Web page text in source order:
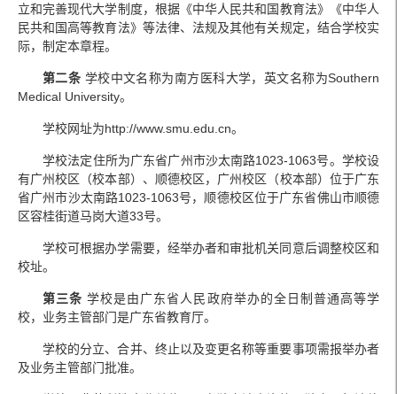
立和完善现代大学制度，根据《中华人民共和国教育法》《中华人
民共和国高等教育法》等法律、法规及其他有关规定，结合学校实
际，制定本章程。
第二条 学校中文名称为南方医科大学，英文名称为Southern
Medical University。
学校网址为http://www.smu.edu.cn。
学校法定住所为广东省广州市沙太南路1023-1063号。学校设
有广州校区（校本部）、顺德校区，广州校区（校本部）位于广东
省广州市沙太南路1023-1063号，顺德校区位于广东省佛山市顺德
区容桂街道马岗大道33号。
学校可根据办学需要，经举办者和审批机关同意后调整校区和
校址。
第三条 学校是由广东省人民政府举办的全日制普通高等学
校，业务主管部门是广东省教育厅。
学校的分立、合并、终止以及变更名称等重要事项需报举办者
及业务主管部门批准。